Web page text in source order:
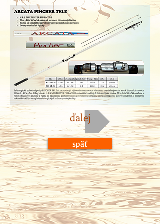
ďalej
späť